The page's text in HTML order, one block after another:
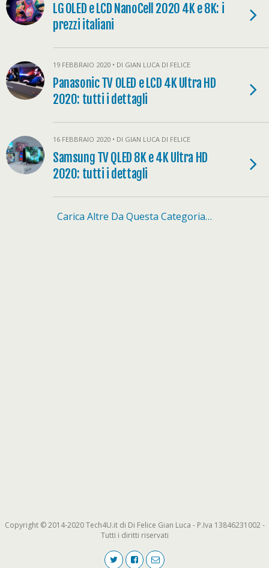
LG OLED e LCD NanoCell 2020 4K e 8K: i
prezzi italiani
19 FEBBRAIO 2020 • DI GIAN LUCA DI FELICE
Panasonic TV OLED e LCD 4K Ultra HD
2020: tutti i dettagli
16 FEBBRAIO 2020 • DI GIAN LUCA DI FELICE
Samsung TV QLED 8K e 4K Ultra HD
2020: tutti i dettagli
Carica Altre Da Questa Categoria…
Copyright © 2014-2020 Tech4U.it di Di Felice Gian Luca - P.Iva 13846231002 -
Tutti i diritti riservati